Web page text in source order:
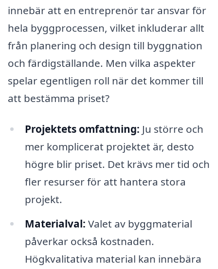
innebär att en entreprenör tar ansvar för
hela byggprocessen, vilket inkluderar allt
från planering och design till byggnation
och färdigställande. Men vilka aspekter
spelar egentligen roll när det kommer till
att bestämma priset?
Projektets omfattning: Ju större och
mer komplicerat projektet är, desto
högre blir priset. Det krävs mer tid och
fler resurser för att hantera stora
projekt.
Materialval: Valet av byggmaterial
påverkar också kostnaden.
Högkvalitativa material kan innebära